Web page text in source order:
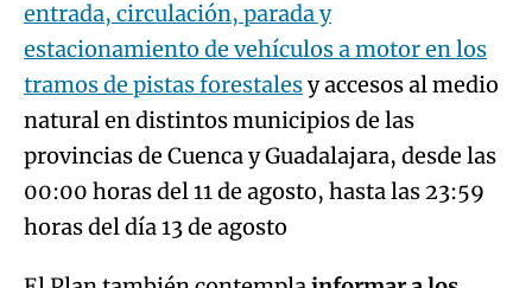
entrada, circulación, parada y
estacionamiento de vehículos a motor en los
tramos de pistas forestalesy accesos al medio
natural en distintos municipios de las
provincias de Cuenca y Guadalajara, desde las
00:00 horas del 11 de agosto, hasta las 23:59
horas del día 13 de agosto